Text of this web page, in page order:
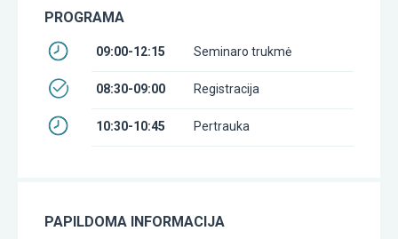
PROGRAMA
09:00-12:15 Seminaro trukmė
08:30-09:00 Registracija
10:30-10:45 Pertrauka
PAPILDOMA INFORMACIJA